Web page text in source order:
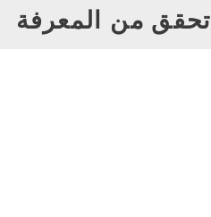
تحقق من المعرفة